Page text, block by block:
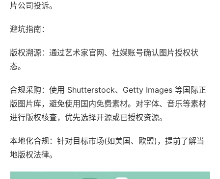
片公司投诉。
避坑指南：
版权溯源：通过艺术家官网、社媒账号确认图片授权状
态。
合规采购：使用 Shutterstock、Getty Images 等国际正
版图片库，避免使用国内免费素材。对字体、音乐等素材
进行版权核查，优先选择开源或已授权资源。
本地化合规：针对目标市场(如美国、欧盟)，提前了解当
地版权法律。